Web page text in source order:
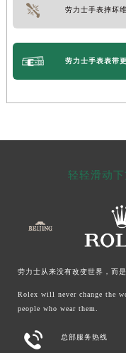
劳力士手表摔坏
劳力士手表表带
轻轻滑动
劳力士从来没有改变世界，而
Rolex will never change the
people who wear them.
 总部服务热线